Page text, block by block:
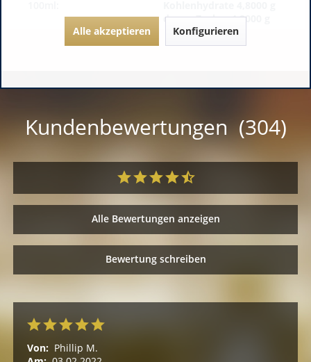
davon Zucker 4,2000 g
Kundenbewertungen (304)
Alle Bewertungen anzeigen
Bewertung schreiben
Von: Phillip M.
Alle akzeptieren Konfigurieren